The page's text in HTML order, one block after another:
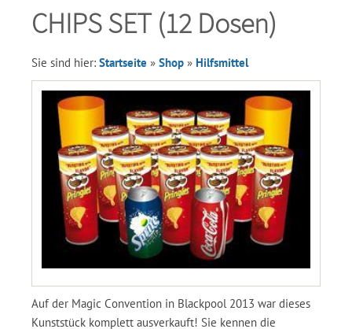
CHIPS SET (12 Dosen)
Sie sind hier: Startseite » Shop » Hilfsmittel
Auf der Magic Convention in Blackpool 2013 war dieses
Kunststück komplett ausverkauft! Sie kennen die